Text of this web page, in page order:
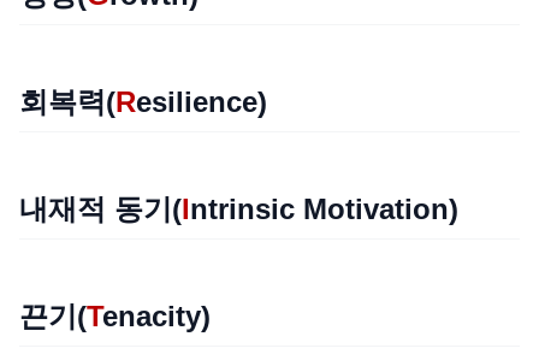
회복력(Resilience)
내재적 동기(Intrinsic Motivation)
끈기(Tenacity)